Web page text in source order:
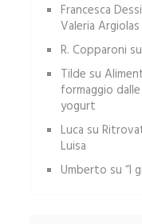
Francesca Dessi
Valeria Argiolas
R. Copparoni su
Tilde su
formaggio
yogurt
Luca su
Luisa
Umberto su “I